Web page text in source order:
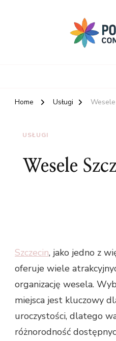
Home Usługi
USŁUGI
Wesele
Szczecin, jako jedno z
oferuje wiele
organizację wesela.
miejsca jest kluczowy
uroczystości, dlatego
różnorodność